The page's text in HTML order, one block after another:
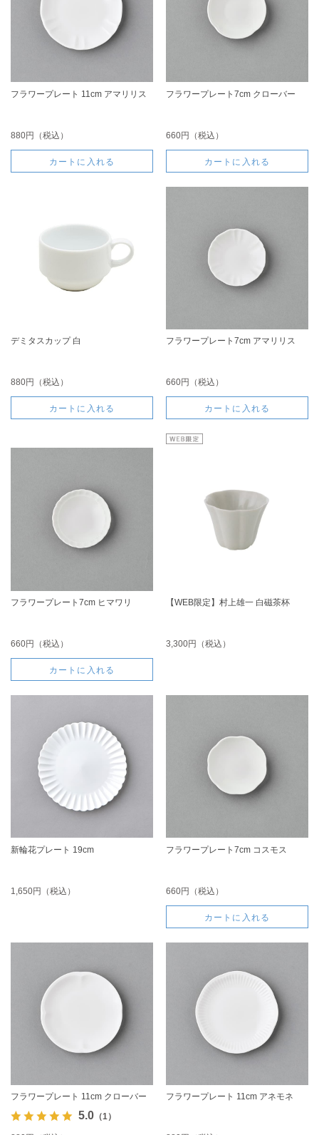
フラワープレート 11cm アマリリス
880円（税込）
カートに入れる
フラワープレート7cm クローバー
660円（税込）
カートに入れる
デミタスカップ 白
880円（税込）
カートに入れる
フラワープレート7cm アマリリス
660円（税込）
カートに入れる
フラワープレート7cm ヒマワリ
660円（税込）
カートに入れる
【WEB限定】村上雄一 白磁茶杯
3,300円（税込）
新輪花プレート 19cm
1,650円（税込）
フラワープレート7cm コスモス
660円（税込）
カートに入れる
フラワープレート 11cm クローバー
5.0（1）
フラワープレート 11cm アネモネ